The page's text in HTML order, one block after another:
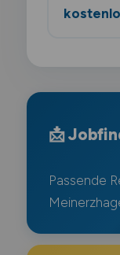
📩
Passende